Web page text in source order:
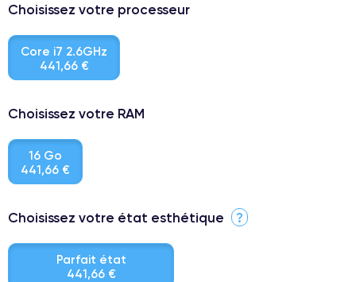
Choisissez votre processeur
Core i7 2.6GHz
441,66 €
Choisissez votre RAM
16 Go
441,66 €
Choisissez votre état esthétique ?
Parfait état
441,66 €